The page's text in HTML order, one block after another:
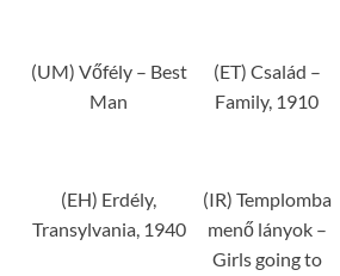
(UM) Vőfély – Best
Man
(ET) Család –
Family, 1910
(EH) Erdély,
Transylvania, 1940
(IR) Templomba
menő lányok –
Girls going to